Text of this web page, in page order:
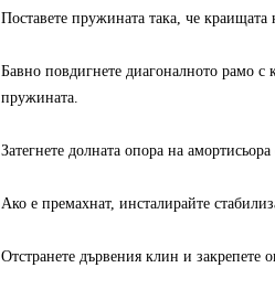
Поставете пружината така, че
Бавно повдигнете диагоналното рамо
пружината.
Затегнете долната опора на
Ако е премахнат, инсталирайте
Отстранете дървения клин и закрепете